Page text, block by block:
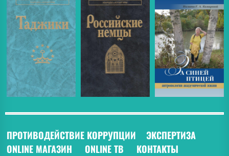
ПРОТИВОДЕЙСТВИЕ КОРРУПЦИИ ЭКСПЕРТИЗА
ONLINE МАГАЗИН
ONLINE ТВ КОНТАКТЫ